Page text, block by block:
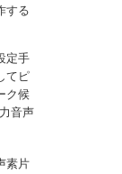
する
定手
てピ
ク候
音声
素片